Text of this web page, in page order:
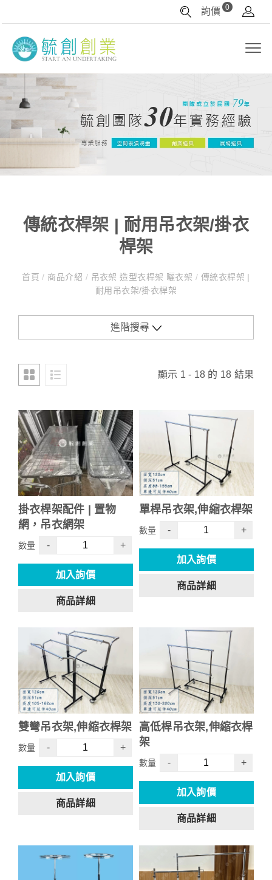
詢價 0
傳統衣桿架 | 耐用吊衣架/掛衣
桿架
首頁/ 商品介紹 / 吊衣架 造型衣桿架 曬衣架 / 傳統衣桿架 |
耐用吊衣架/掛衣桿架
進階搜尋
顯示 1 - 18 的 18 結果
掛衣桿架配件 | 置物
網，吊衣網架
數量 - +
加入詢價
商品詳細
單桿吊衣架,伸縮衣桿架
數量 - +
加入詢價
商品詳細
雙彎吊衣架,伸縮衣桿架
數量 - +
加入詢價
商品詳細
高低桿吊衣架,伸縮衣桿
架
數量 - +
加入詢價
商品詳細